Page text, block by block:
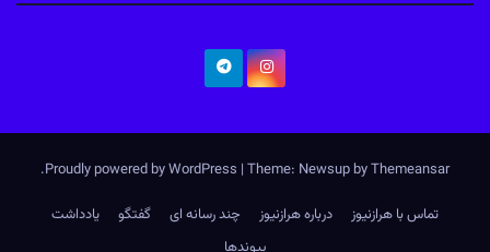
Proudly powered by WordPress | Theme: Newsup byThemeansar
.
تماس با هرازنیوز درباره هرازنیوز چند رسانه ای گفتگو
یادداشت